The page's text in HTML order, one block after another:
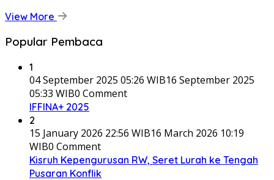
View More
Popular Pembaca
1
04 September 2025 05:26 WIB16 September 2025
05:33 WIB0 Comment
IFFINA+ 2025
2
15 January 2026 22:56 WIB16 March 2026 10:19
WIB0 Comment
Kisruh Kepengurusan RW, Seret Lurah ke Tengah
Pusaran Konflik